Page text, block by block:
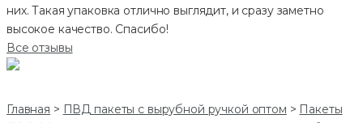
них. Такая упаковка отлично выглядит, и сразу заметно
высокое качество. Спасибо!
Все отзывы
Главная > ПВД пакеты с вырубной ручкой оптом > Пакеты